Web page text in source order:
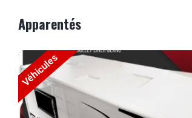
Apparentés
Véhicules